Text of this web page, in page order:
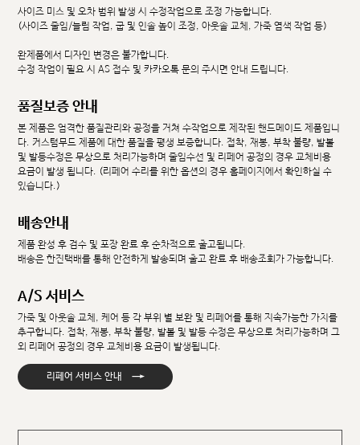
사이즈 미스 및 오차 범위 발생 시 수정작업으로 조정 가능합니다.
(사이즈 줄임/늘림 작업, 굽 및 인솔 높이 조정, 아웃솔 교체, 가죽 염색 작업 등)
완제품에서 디자인 변경은 불가합니다.
수정 작업이 필요 시 AS 접수 및 카카오톡 문의 주시면 안내 드립니다.
품질보증 안내
본 제품은 엄격한 품질관리와 공정을 거쳐 수작업으로 제작된 핸드메이드 제품입니
다. 커스텀무드 제품에 대한 품질을 평생 보증합니다. 접착, 재봉, 부착 불량, 발볼
및 발등수정은 무상으로 처리가능하며 줄임수선 및 리페어 공정의 경우 교체비용
요금이 발생 됩니다. (리페어 수리를 위한 옵션의 경우 홈페이지에서 확인하실 수
있습니다.)
배송안내
제품 완성 후 검수 및 포장 완료 후 순차적으로 출고됩니다.
배송은 한진택배를 통해 안전하게 발송되며 출고 완료 후 배송조회가 가능합니다.
A/S 서비스
가죽 및 아웃솔 교체, 케어 등 각 부위 별 보완 및 리페어를 통해 지속가능한 가치를
추구합니다. 접착, 재봉, 부착 불량, 발볼 및 발등 수정은 무상으로 처리가능하며 그
외 리페어 공정의 경우 교체비용 요금이 발생됩니다.
리페어 서비스 안내 →